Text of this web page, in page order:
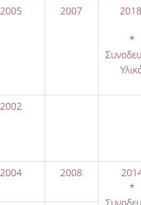
2005 2007
*
2002
2004 2008
*